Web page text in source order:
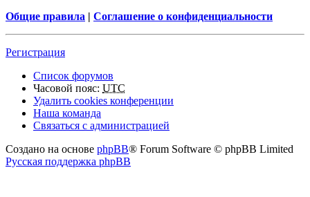
Общие правила | Соглашение о конфиденциальности
Регистрация
Список форумов
Часовой пояс: UTC
Удалить cookies конференции
Наша команда
Связаться с администрацией
Создано на основе phpBB® Forum Software © phpBB Limited
Русская поддержка phpBB